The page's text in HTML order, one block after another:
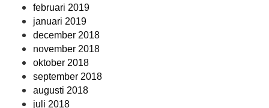
februari 2019
januari 2019
december 2018
november 2018
oktober 2018
september 2018
augusti 2018
juli 2018